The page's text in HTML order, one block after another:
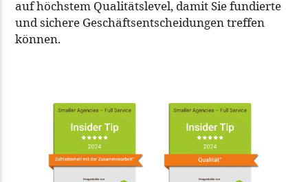
auf höchstem Qualitätslevel, damit Sie fundierte
und sichere Geschäftsentscheidungen treffen
können.